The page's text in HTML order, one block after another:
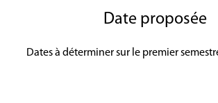
Date proposée
Dates à déterminer sur le premier